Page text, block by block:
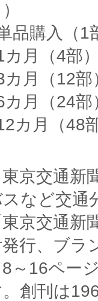
品購入（1
カ月（4部
カ月（12
カ月（24
カ月（48
京交通新
など交通
東京交通新
行、ブラ
～16ペー
創刊は